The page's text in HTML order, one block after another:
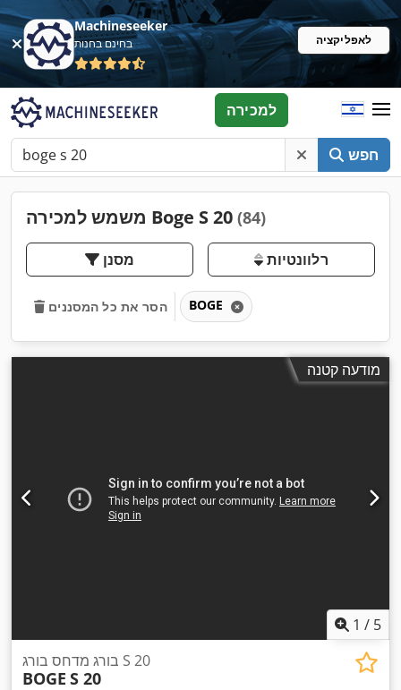
Machineseeker
בחינם בחנות לאפליקציה
חפש
למכירה
משמש למכירה Boge S 20 (84)
מסנן רלוונטיות
הסר את כל המסננים BOGE
מודעה קטנה
1 / 5
בורג מדחס בורג S 20
BOGE S 20